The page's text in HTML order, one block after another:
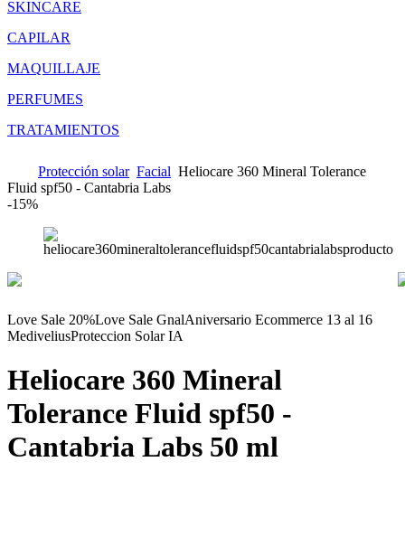
SKINCARE
CAPILAR
MAQUILLAJE
PERFUMES
TRATAMIENTOS
Protección solar Facial Heliocare 360 Mineral Tolerance
Fluid spf50 - Cantabria Labs
-15%
Love Sale 20%Love Sale GnalAniversario Ecommerce 13 al 16
MediveliusProteccion Solar IA
Heliocare 360 Mineral
Tolerance Fluid spf50 -
Cantabria Labs 50 ml